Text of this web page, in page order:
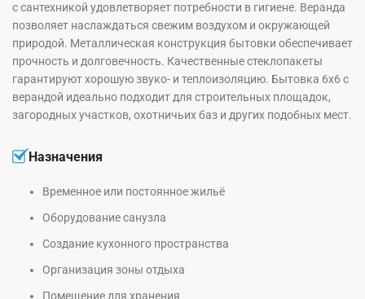
с сантехникой удовлетворяет потребности в гигиене. Веранда
позволяет наслаждаться свежим воздухом и окружающей
природой. Металлическая конструкция бытовки обеспечивает
прочность и долговечность. Качественные стеклопакеты
гарантируют хорошую звуко- и теплоизоляцию. Бытовка 6х6 с
верандой идеально подходит для строительных площадок,
загородных участков, охотничьих баз и других подобных мест.
Назначения
Временное или постоянное жильё
Оборудование санузла
Создание кухонного пространства
Организация зоны отдыха
Помещение для хранения